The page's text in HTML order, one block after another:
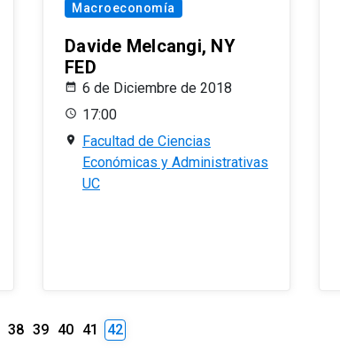
Macroeconomía
Davide Melcangi, NY
FED
6 de Diciembre de 2018
17:00
Facultad de Ciencias
Económicas y Administrativas
UC
38 39 40 41 42